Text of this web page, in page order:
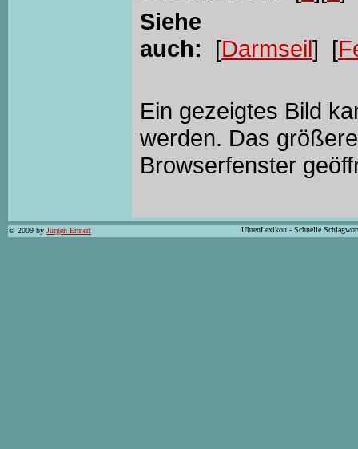
Siehe
auch: [Darmseil] [
Ein gezeigtes Bild
werden. Das
Browserfenster
© 2009 by Jürgen Ermert UhrenLexikon - Schnelle